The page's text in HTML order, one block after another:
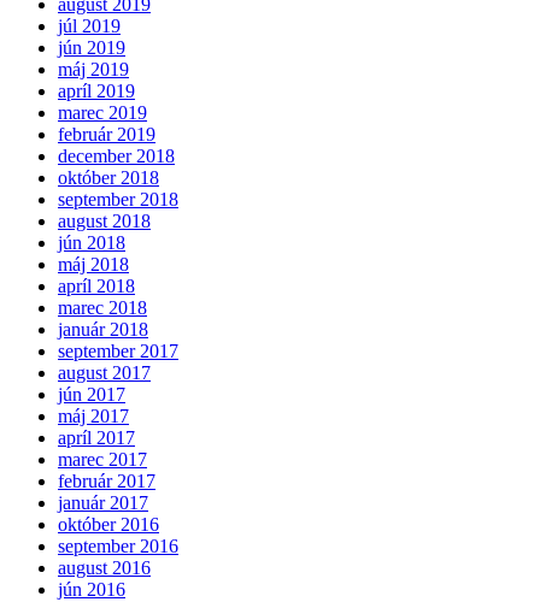
august 2019
júl 2019
jún 2019
máj 2019
apríl 2019
marec 2019
február 2019
december 2018
október 2018
september 2018
august 2018
jún 2018
máj 2018
apríl 2018
marec 2018
január 2018
september 2017
august 2017
jún 2017
máj 2017
apríl 2017
marec 2017
február 2017
január 2017
október 2016
september 2016
august 2016
jún 2016